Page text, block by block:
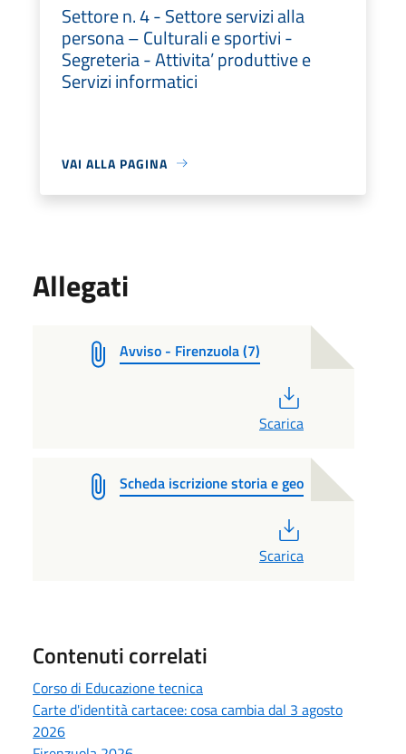
Settore n. 4 - Settore servizi alla
persona – Culturali e sportivi -
Segreteria - Attivita’ produttive e
Servizi informatici
VAI ALLA PAGINA
Allegati
Avviso - Firenzuola (7)
Scarica
Scheda iscrizione storia e geo
Scarica
Contenuti correlati
Corso di Educazione tecnica
Carte d'identità cartacee: cosa cambia dal 3 agosto
2026